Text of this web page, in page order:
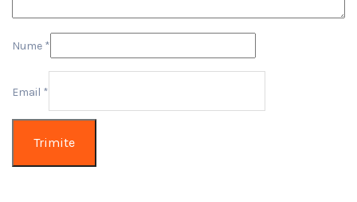
Nume *
Email *